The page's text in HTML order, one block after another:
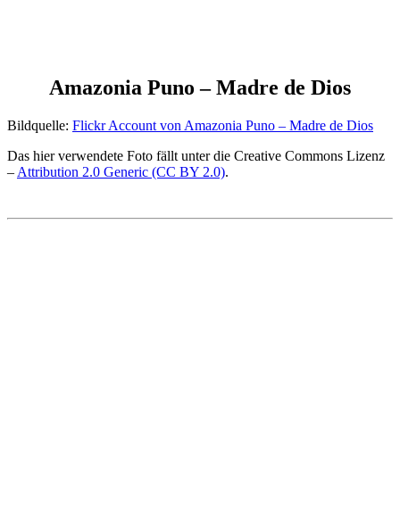
Amazonia Puno – Madre de Dios
Bildquelle: Flickr Account von Amazonia Puno – Madre de Dios
Das hier verwendete Foto fällt unter die Creative Commons Lizenz
– Attribution 2.0 Generic (CC BY 2.0).